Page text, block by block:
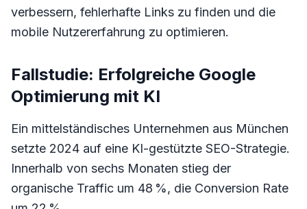
verbessern, fehlerhafte Links zu finden und die
mobile Nutzererfahrung zu optimieren.
Fallstudie: Erfolgreiche Google
Optimierung mit KI
Ein mittelständisches Unternehmen aus München
setzte 2024 auf eine KI-gestützte SEO-Strategie.
Innerhalb von sechs Monaten stieg der
organische Traffic um 48 %, die Conversion Rate